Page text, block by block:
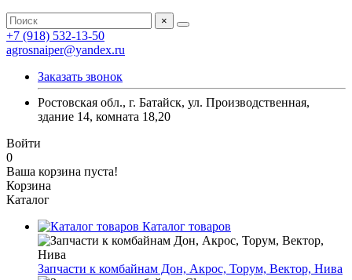
×
+7 (918) 532-13-50
agrosnaiper@yandex.ru
Заказать звонок
Ростовская обл., г. Батайск, ул. Производственная,
здание 14, комната 18,20
Войти
0
Ваша корзина пуста!
Корзина
Каталог
Каталог товаров
Запчасти к комбайнам Дон, Акрос, Торум, Вектор, Нива